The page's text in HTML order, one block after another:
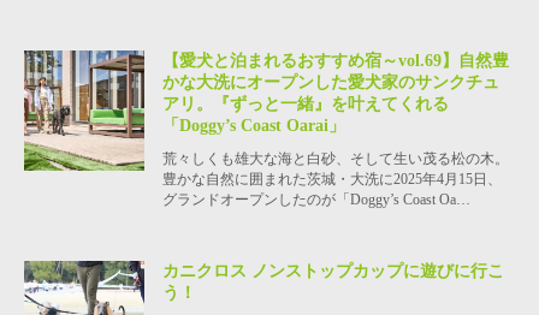
【愛犬と泊まれるおすすめ宿～vol.69】自然豊
かな大洗にオープンした愛犬家のサンクチュ
アリ。『ずっと一緒』を叶えてくれる
「Doggy’s Coast Oarai」
荒々しくも雄大な海と白砂、そして生い茂る松の木。
豊かな自然に囲まれた茨城・大洗に2025年4月15日、
グランドオープンしたのが「Doggy’s Coast Oa…
カニクロス ノンストップカップに遊びに行こ
う！